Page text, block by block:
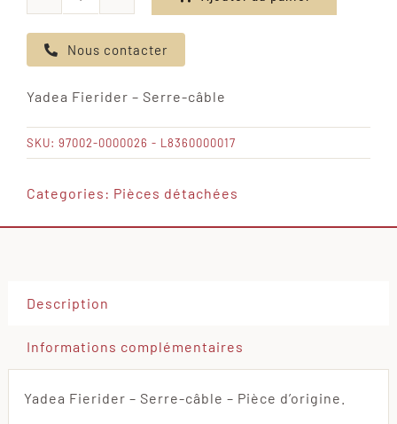
de
Yadea
-
Serre-
câble
Nous contacter
Yadea Fierider – Serre-câble
SKU: 97002-0000026 - L8360000017
Categories: Pièces détachées
Description
Informations complémentaires
Yadea Fierider – Serre-câble – Pièce d’origine.